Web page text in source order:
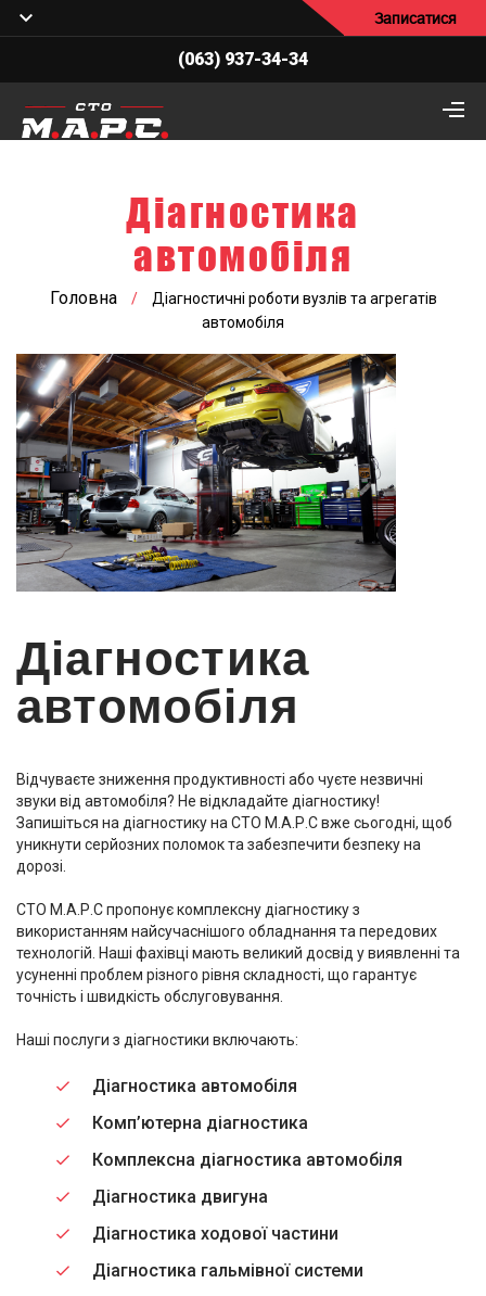
Записатися
(063) 937-34-34
Діагностика
автомобіля
Головна /
Діагностичні роботи вузлів та агрегатів
автомобіля
Діагностика
автомобіля
Відчуваєте зниження продуктивності або чуєте незвичні
звуки від автомобіля? Не відкладайте діагностику!
Запишіться на діагностику на СТО М.А.Р.С вже сьогодні, щоб
уникнути серйозних поломок та забезпечити безпеку на
дорозі.
СТО М.А.Р.С пропонує комплексну діагностику з
використанням найсучаснішого обладнання та передових
технологій. Наші фахівці мають великий досвід у виявленні та
усуненні проблем різного рівня складності, що гарантує
точність і швидкість обслуговування.
Наші послуги з діагностики включають:
Діагностика автомобіля
Комп’ютерна діагностика
Комплексна діагностика автомобіля
Діагностика двигуна
Діагностика ходової частини
Діагностика гальмівної системи